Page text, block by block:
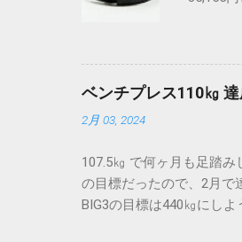
がって
ベンチプレス110㎏
2月 03, 2024
107.5㎏ で何ヶ月も足踏
の目標だったので、2月で
BIG3の目標は440㎏にし